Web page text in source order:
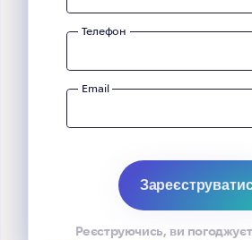
Телефон
Email
Реєструючись, ви